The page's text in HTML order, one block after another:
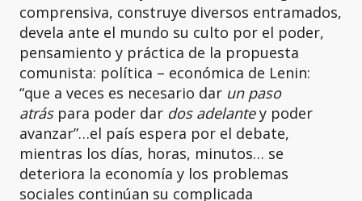
comprensiva, construye diversos entramados,
devela ante el mundo su culto por el poder,
pensamiento y práctica de la propuesta
comunista: política – económica de Lenin:
“que a veces es necesario dar un paso
atráspara poder dar dos adelantey poder
avanzar”…el país espera por el debate,
mientras los días, horas, minutos… se
deteriora la economía y los problemas
sociales continúan su complicada